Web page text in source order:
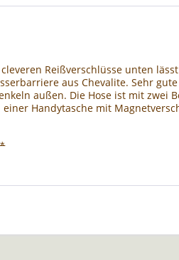
Reißverschlüsse unten
aus Chevalite. Sehr
außen. Die Hose ist mit zwei
Handytasche mit